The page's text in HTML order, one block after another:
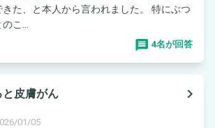
た、と本人から言われました。 特にぶつ
こ...
4名が回答
皮膚がん
navigate_next
01/05